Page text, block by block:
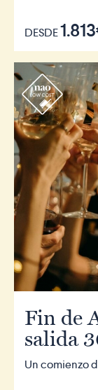
DESDE
r
Fin de
salida
Un comienzo